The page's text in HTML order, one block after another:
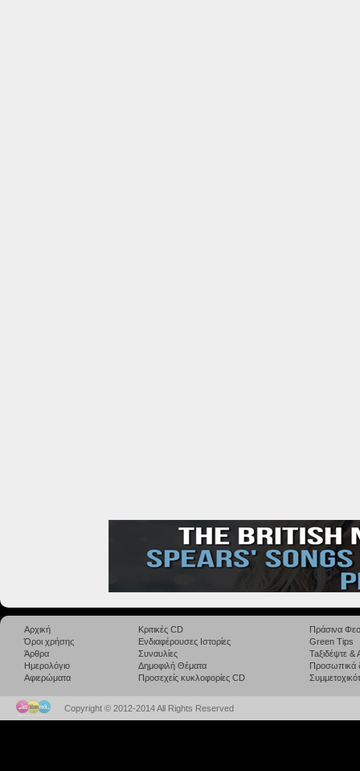
Αρχική
Όροι χρήσης
Άρθρα
Ημερολόγιο
Αφιερώματα
Κριτικές CD
Ενδιαφέρουσες Ιστορίες
Συναυλίες
Δημοφιλή Θέματα
Προσεχείς κυκλοφορίες CD
Πράσινα
Green Tips
Taξιδέψτε
Προσωπικά
Copyright © 2012-2014 All Rights Reserved